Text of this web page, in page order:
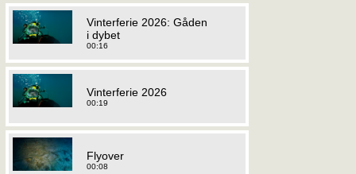
Vinterferie 2026: Gåden
i dybet
00:16
Vinterferie 2026
00:19
Flyover
00:08